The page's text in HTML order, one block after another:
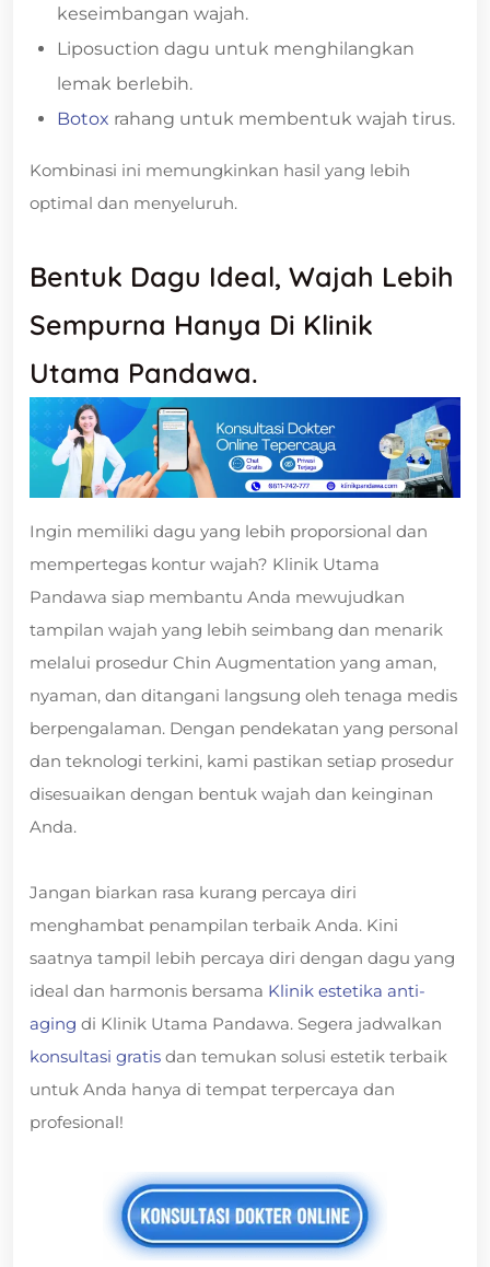
keseimbangan wajah.
Liposuction dagu untuk menghilangkan
lemak berlebih.
Botox rahang untuk membentuk wajah tirus.
Kombinasi ini memungkinkan hasil yang lebih
optimal dan menyeluruh.
Bentuk Dagu Ideal, Wajah Lebih
Sempurna Hanya Di Klinik
Utama Pandawa.
Ingin memiliki dagu yang lebih proporsional dan
mempertegas kontur wajah? Klinik Utama
Pandawa siap membantu Anda mewujudkan
tampilan wajah yang lebih seimbang dan menarik
melalui prosedur Chin Augmentation yang aman,
nyaman, dan ditangani langsung oleh tenaga medis
berpengalaman. Dengan pendekatan yang personal
dan teknologi terkini, kami pastikan setiap prosedur
disesuaikan dengan bentuk wajah dan keinginan
Anda.
Jangan biarkan rasa kurang percaya diri
menghambat penampilan terbaik Anda. Kini
saatnya tampil lebih percaya diri dengan dagu yang
ideal dan harmonis bersama Klinik estetika anti-
aging di Klinik Utama Pandawa. Segera jadwalkan
konsultasi gratis dan temukan solusi estetik terbaik
untuk Anda hanya di tempat terpercaya dan
profesional!